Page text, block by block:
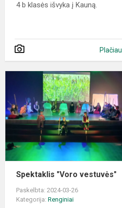
4 b klasės išvyka į Kauną.
Plačiau
bokštas
Spektaklis "Voro vestuvės"
Paskelbta: 2024-03-26
Kategorija:Renginiai